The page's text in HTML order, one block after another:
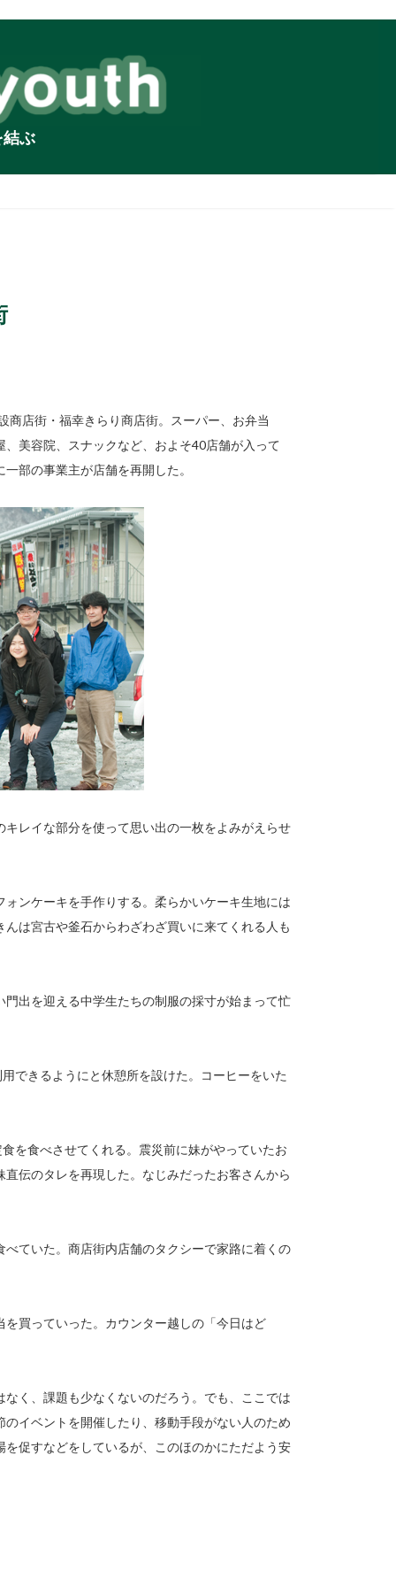
ぶ
商店街・福幸きらり商店街。スーパー、お弁当
美容院、スナックなど、およそ40店舗が入って
部の事業主が店舗を再開した。
レイな部分を使って思い出の一枚をよみがえらせ
ンケーキを手作りする。柔らかいケーキ生地には
は宮古や釜石からわざわざ買いに来てくれる人も
出を迎える中学生たちの制服の採寸が始まって忙
できるようにと休憩所を設けた。コーヒーをいた
を食べさせてくれる。震災前に妹がやっていたお
伝のタレを再現した。なじみだったお客さんから
ていた。商店街内店舗のタクシーで家路に着くの
買っていった。カウンター越しの「今日はど
く、課題も少なくないのだろう。でも、ここでは
イベントを開催したり、移動手段がない人のため
促すなどをしているが、このほのかにただよう安